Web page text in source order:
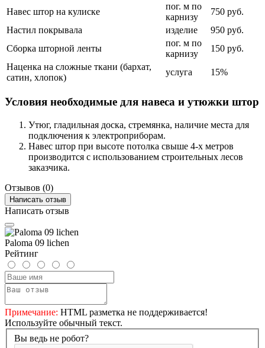
Навес штор на кулиске
пог. м по
карнизу
750 руб.
Настил покрывала
изделие
950 руб.
Сборка шторной ленты
пог. м по
карнизу
150 руб.
Наценка на сложные ткани (бархат,
сатин, хлопок)
услуга 15%
Условия необходимые для навеса и утюжки штор
Утюг, гладильная доска, стремянка, наличие места для
подключения к электроприборам.
Навес штор при высоте потолка свыше 4-х метров
производится с использованием строительных лесов
заказчика.
Отзывов (0)
Написать отзыв
Написать отзыв
Paloma 09 lichen
Рейтинг
Примечание: HTML разметка не поддерживается!
Используйте обычный текст.
Вы ведь не робот?